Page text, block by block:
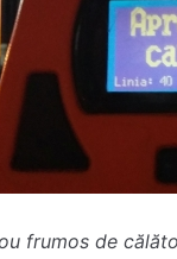
frumos de